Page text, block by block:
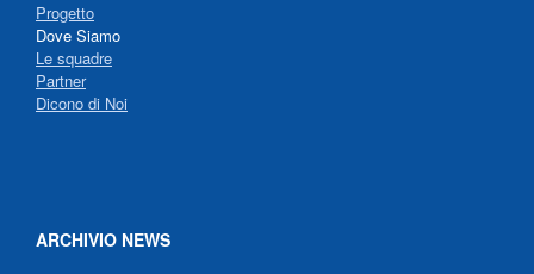
Progetto
Dove Siamo
Le squadre
Partner
Dicono di Noi
ARCHIVIO NEWS